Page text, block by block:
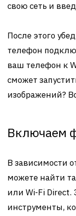
свою сеть и
После этого
телефон
ваш телефон к
сможет
изображений?
Включаем
В зависимости
можете найти
или Wi-Fi
инструменты,